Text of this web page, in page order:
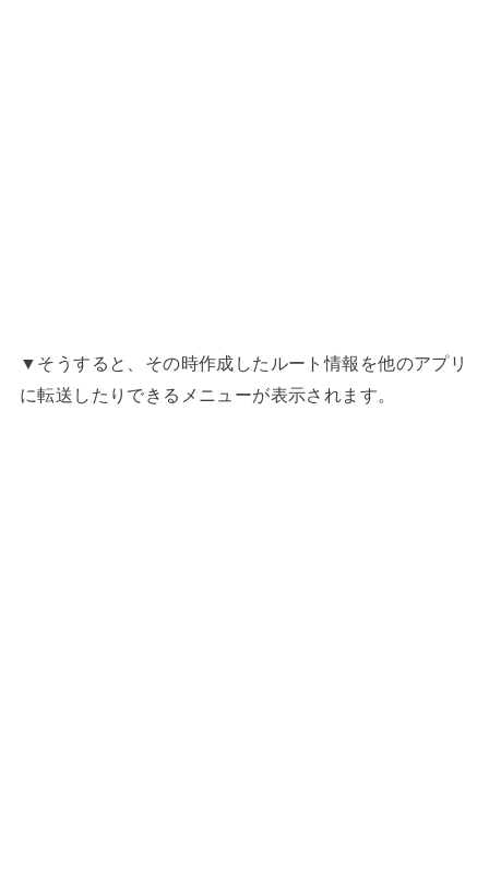
▼そうすると、その時作成したルート情報を他のアプリ
に転送したりできるメニューが表示されます。